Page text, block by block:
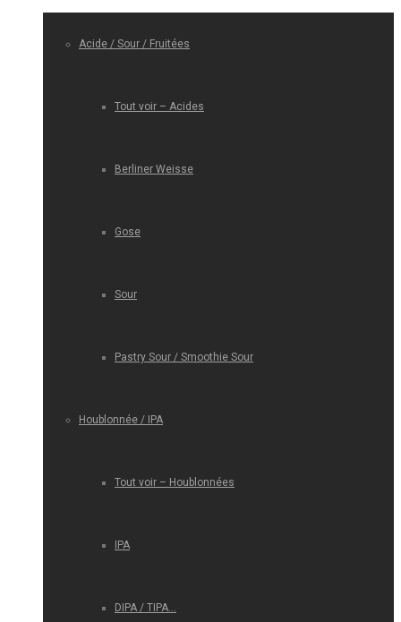
Acide / Sour / Fruitées
Tout voir – Acides
Berliner Weisse
Gose
Sour
Pastry Sour / Smoothie Sour
Houblonnée / IPA
Tout voir – Houblonnées
IPA
DIPA / TIPA…